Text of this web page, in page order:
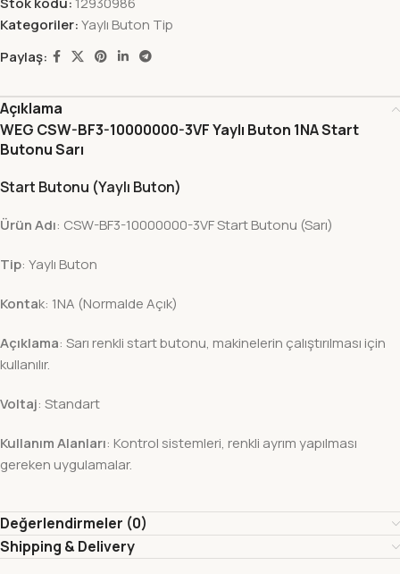
Kategoriler:Yaylı Buton Tip
Paylaş:
Açıklama
WEG CSW-BF3-10000000-3VF Yaylı Buton 1NA Start
Butonu Sarı
Start Butonu (Yaylı Buton)
Ürün Adı: CSW-BF3-10000000-3VF Start Butonu (Sarı)
Tip: Yaylı Buton
Kontak: 1NA (Normalde Açık)
Açıklama: Sarı renkli start butonu, makinelerin çalıştırılması için
kullanılır.
Voltaj: Standart
Kullanım Alanları: Kontrol sistemleri, renkli ayrım yapılması
gereken uygulamalar.
Değerlendirmeler (0)
Shipping & Delivery